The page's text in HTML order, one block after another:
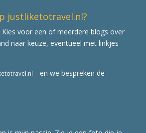
justliketotravel.nl?
voor een of meerdere blogs over
naar keuze, eventueel met linkjes
en we bespreken de